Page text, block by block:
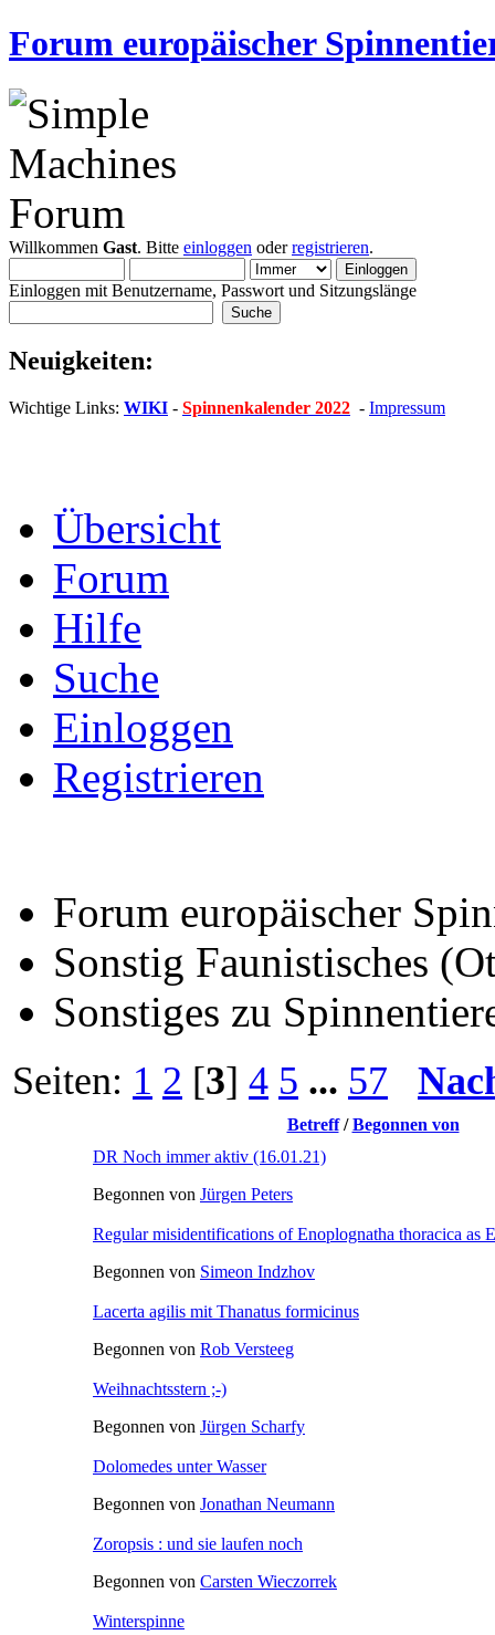
Forum europäischer
Willkommen Gast. Bitte einloggen oderregistrieren.
Einloggen mit Benutzername, Passwort und Sitzungslänge
Neuigkeiten:
Wichtige Links: WIKI - Spinnenkalender 2022 - Impressum
Übersicht
Forum
Hilfe
Suche
Einloggen
Registrieren
Forum europäischer
Sonstig Faunistisches
Sonstiges zu
Seiten: 1 2 [3] 4 5 ... 57
Betreff/Begonnen von
DR Noch immer aktiv (16.01.21)
Begonnen von Jürgen Peters
Regular misidentifications of Enoplognatha thoracica as
Begonnen von Simeon Indzhov
Lacerta agilis mit Thanatus formicinus
Begonnen von Rob Versteeg
Weihnachtsstern ;-)
Begonnen von Jürgen Scharfy
Dolomedes unter Wasser
Begonnen von Jonathan Neumann
Zoropsis : und sie laufen noch
Begonnen von Carsten Wieczorrek
Winterspinne